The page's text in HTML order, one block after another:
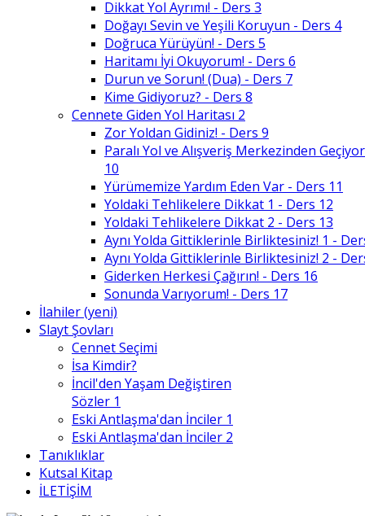
Dikkat Yol Ayrımı! - Ders 3
Doğayı Sevin ve Yeşili Koruyun - Ders 4
Doğruca Yürüyün! - Ders 5
Haritamı İyi Okuyorum! - Ders 6
Durun ve Sorun! (Dua) - Ders 7
Kime Gidiyoruz? - Ders 8
Cennete Giden Yol Haritası 2
Zor Yoldan Gidiniz! - Ders 9
Paralı Yol ve Alışveriş Merkezinden
10
Yürümemize Yardım Eden Var - Ders 11
Yoldaki Tehlikelere Dikkat 1 - Ders 12
Yoldaki Tehlikelere Dikkat 2 - Ders 13
Aynı Yolda Gittiklerinle Birliktesiniz! 1 -
Aynı Yolda Gittiklerinle Birliktesiniz! 2 -
Giderken Herkesi Çağırın! - Ders 16
Sonunda Varıyorum! - Ders 17
İlahiler (yeni)
Slayt Şovları
Cennet Seçimi
İsa Kimdir?
İncil'den Yaşam Değiştiren
Sözler 1
Eski Antlaşma'dan İnciler 1
Eski Antlaşma'dan İnciler 2
Tanıklıklar
Kutsal Kitap
İLETİŞİM